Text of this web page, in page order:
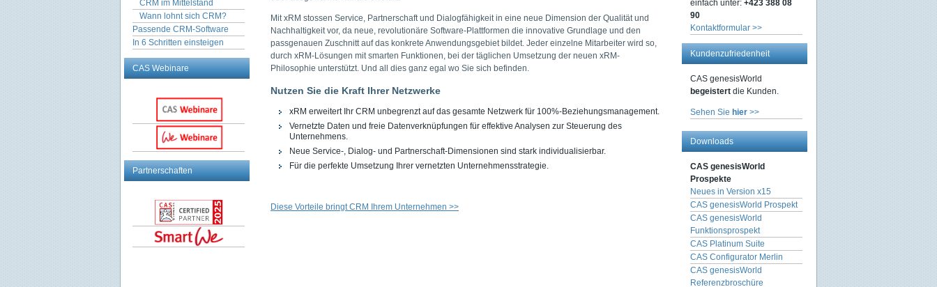
CRM im Mittelstand
Wann lohnt sich CRM?
Passende CRM-Software
In 6 Schritten einsteigen
CAS Webinare
Partnerschaften
Mit xRM stossen Service, Partnerschaft und Dialogfähigkeit in eine neue Dimension der Qualität und
Nachhaltigkeit vor, da neue, revolutionäre Software-Plattformen die innovative Grundlage und den
passgenauen Zuschnitt auf das konkrete Anwendungsgebiet bildet. Jeder einzelne Mitarbeiter wird so,
durch xRM-Lösungen mit smarten Funktionen, bei der täglichen Umsetzung der neuen xRM-
Philosophie unterstützt. Und all dies ganz egal wo Sie sich befinden.
Nutzen Sie die Kraft Ihrer Netzwerke
xRM erweitert Ihr CRM unbegrenzt auf das gesamte Netzwerk für 100%-Beziehungsmanagement.
Vernetzte Daten und freie Datenverknüpfungen für effektive Analysen zur Steuerung des
Unternehmens.
Neue Service-, Dialog- und Partnerschaft-Dimensionen sind stark individualisierbar.
Für die perfekte Umsetzung Ihrer vernetzten Unternehmensstrategie.
Diese Vorteile bringt CRM Ihrem Unternehmen >>
einfach unter: +423 388 08
90
Kontaktformular >>
Kundenzufriedenheit
CAS genesisWorld
begeistert die Kunden.
Sehen Sie hier >>
Downloads
CAS genesisWorld
Prospekte
Neues in Version x15
CAS genesisWorld Prospekt
CAS genesisWorld
Funktionsprospekt
CAS Platinum Suite
CAS Configurator Merlin
CAS genesisWorld
Referenzbroschüre